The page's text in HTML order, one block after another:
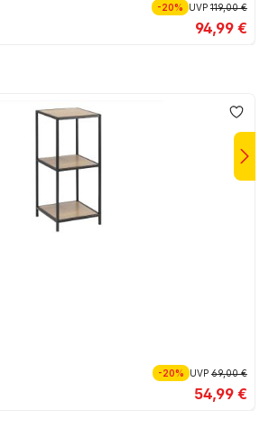
-20% UVP119,00 €
94,99 €
-20% UVP69,00 €
54,99 €